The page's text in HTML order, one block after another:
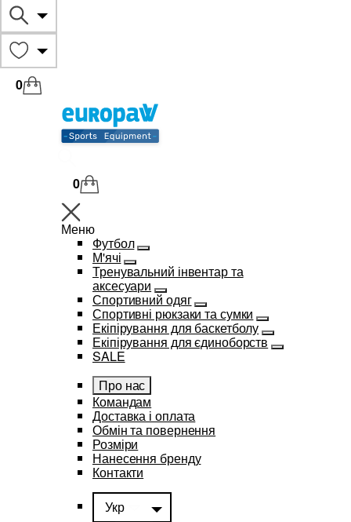
0
0
Меню
Футбол
М'ячі
Тренувальний інвентар та
аксесуари
Спортивний одяг
Спортивні рюкзаки та сумки
Екіпірування для баскетболу
Екіпірування для єдиноборств
SALE
Про нас
Командам
Доставка і оплата
Обмін та повернення
Розміри
Нанесення бренду
Контакти
Укр